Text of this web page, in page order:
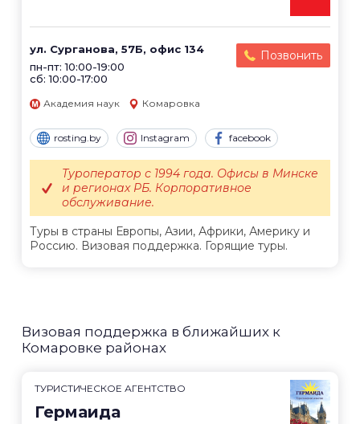
ул. Сурганова, 57Б, офис 134
пн-пт: 10:00-19:00
сб: 10:00-17:00
Позвонить
Академия наук Комаровка
rosting.by Instagram facebook
Туры в страны Европы, Азии, Африки, Америку и
Россию. Визовая поддержка. Горящие туры.
Туроператор с 1994 года. Офисы в Минске
и регионах РБ. Корпоративное
обслуживание.
Визовая поддержка в ближайших к
Комаровке районах
ТУРИСТИЧЕСКОЕ АГЕНТСТВО
Гермаида